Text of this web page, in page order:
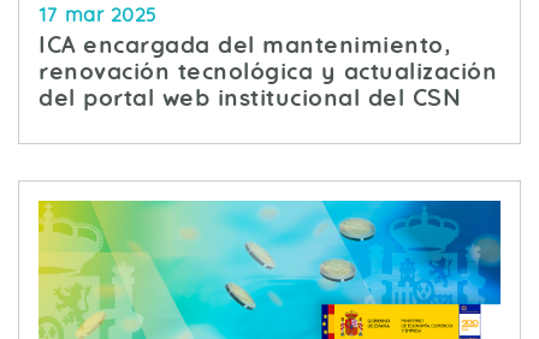
17 mar 2025
ICA encargada del mantenimiento,
renovación tecnológica y actualización
del portal web institucional del CSN